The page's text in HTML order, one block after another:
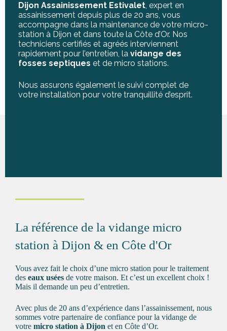
Dijon Assainissement Estivalet, expert en
assainissement depuis plus de 20 ans, vous
accompagne dans la maintenance de votre micro-
station à Dijon et dans toute la Côte d’Or. Nos
techniciens certifiés et agréés interviennent
rapidement pour l’entretien, la vidange des
fosses septiques et de micro stations.
Nous assurons également le suivi complet de
votre installation pour votre tranquillité d’esprit.
La référence de la vidange micro
station à Dijon & en Côte d'Or
Vous avez fait le choix d’une micro station pour le traitement
des eaux usées de votre maison. Et c’est un excellent choix !
Mais il demande un peu d’entretien.
Avec plus de 20 ans d’expérience dans l’assainissement, nous
sommes votre partenaire de confiance pour la vidange de
votre micro station à Dijon et en Côte d’Or.